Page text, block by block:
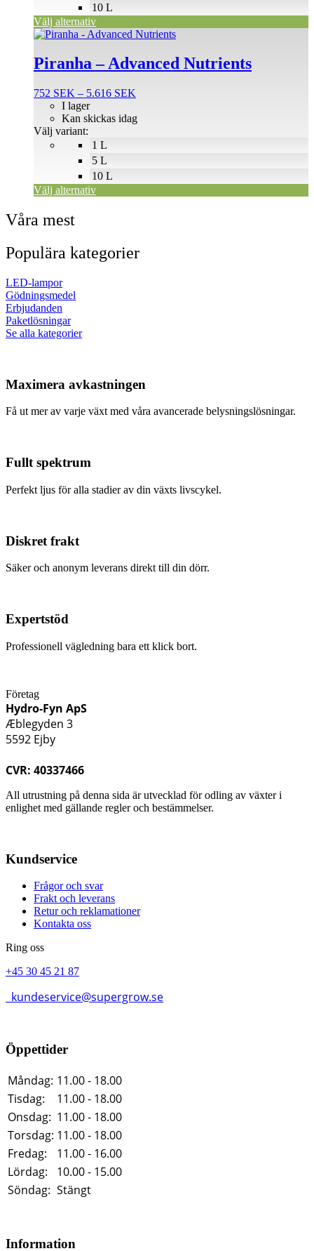
10 L
Välj alternativ
produktsidan
Piranha – Advanced Nutrients
752 SEK – 5.616 SEK
till
1 L
5 L
10 L
I lager
Kan skickas idag
Välj variant:
Välj alternativ
Den
produkten
har
varianter.
olika
alternativen
produktsidan
Våra mest
Populära kategorier
LED-lampor
Gödningsmedel
Erbjudanden
Paketlösningar
Se alla kategorier
Maximera avkastningen
Få ut mer av varje växt med våra avancerade belysningslösningar.
Fullt spektrum
Perfekt ljus för alla stadier av din växts livscykel.
Diskret frakt
Säker och anonym leverans direkt till din dörr.
Expertstöd
Professionell vägledning bara ett klick bort.
Företag
Hydro-Fyn ApS
Æblegyden 3
5592 Ejby
CVR: 40337466
All utrustning på denna sida är utvecklad för odling av växter i
enlighet med gällande regler och bestämmelser.
Kundservice
Frågor och svar
Frakt och leverans
Retur och reklamationer
Kontakta oss
Ring oss
+45 30 45 21 87
kundeservice@supergrow.se
Öppettider
Måndag: 11.00 - 18.00
Tisdag:
11.00 - 18.00
Onsdag: 11.00 - 18.00
Torsdag: 11.00 - 18.00
Fredag:
11.00 - 16.00
Lördag:
10.00 - 15.00
Söndag: Stängt
Information